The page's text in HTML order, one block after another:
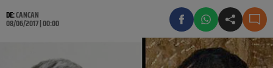
DE:CANCAN
08/06/2017 | 00:00